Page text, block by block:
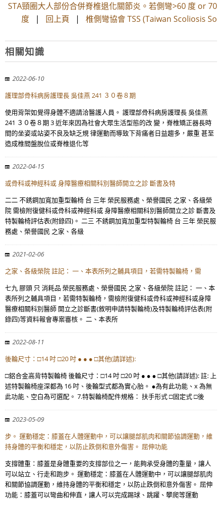
STA頸圈大人部份合併脊椎退化關節炎。若側彎>60 度 or 70
度 | 回上頁 | 椎側彎協會 TSS (Taiwan Scoliosis So
相關知識
2022-06-10
護理部骨科病房護理長 吳佳燕 241 ３０卷８期
使用背架如覺得身體不適請洽醫護人員。 護理部骨科病房護理長 吳佳燕
241 ３０卷８期 3 近年來因為社會大眾生活型態的改 變，脊椎矯正器長時
間的坐姿或站姿不良及缺乏規 律運動而導致下背痛者日益趨多，嚴重 甚至
造成椎間盤脫位或脊椎退化等
2022-04-15
或骨科或神經科或 身障醫療相關科別醫師開立之診 斷書及特
二二 不銹鋼加寬加重型輪椅 台 三年 榮民服務處、榮譽國民 之家、各級榮
院 需檢附復健科或骨科或神經科或 身障醫療相關科別醫師開立之診 斷書及
特製輪椅評估表(附錄四)。 二三 不銹鋼加寬加重型特製輪椅 台 三年 榮民服
務處、榮譽國民 之家、各級
2021-02-06
之家、各級榮院 註記： 一、本表所列之輔具項目，若需特製輪椅，需
七九 膠頭 只 消耗品 榮民服務處、榮譽國民 之家、各級榮院 註記： 一、本
表所列之輔具項目，若需特製輪椅，需檢附復健科或骨科或神經科或身障
醫療相關科別醫師 開立之診斷書(敘明申請特製輪椅)及特製輪椅評估表(附
錄四)等資料報會專案審核。 二、本表所
2022-08-11
後輪尺寸：□14 吋 □20 吋 ● ● ● □其他(請詳述):
□鋁合金高背特製輪椅 後輪尺寸：□14 吋 □20 吋 ● ● ● □其他(請詳述): 註: 上
述特製輪椅座深都為 16 吋、後輪型式都為實心胎。 ●為有此功能、x 為無
此功能、空白為可選配。 7.特製輪椅配件規格： 扶手形式 □固定式 □後
2023-05-09
步。 運動穩定：膝蓋在人體運動中，可以讓腿部肌肉和關節協調運動，維
持身體的平衡和穩定，以防止跌倒和意外傷害。 屈伸功能
支撐體重：膝蓋是身體重要的支撐部位之一，能夠承受身體的重量，讓人
可以站立、行走和跑步。 運動穩定：膝蓋在人體運動中，可以讓腿部肌肉
和關節協調運動，維持身體的平衡和穩定，以防止跌倒和意外傷害。 屈伸
功能：膝蓋可以彎曲和伸直，讓人可以完成踢球、跳躍、攀爬等運動